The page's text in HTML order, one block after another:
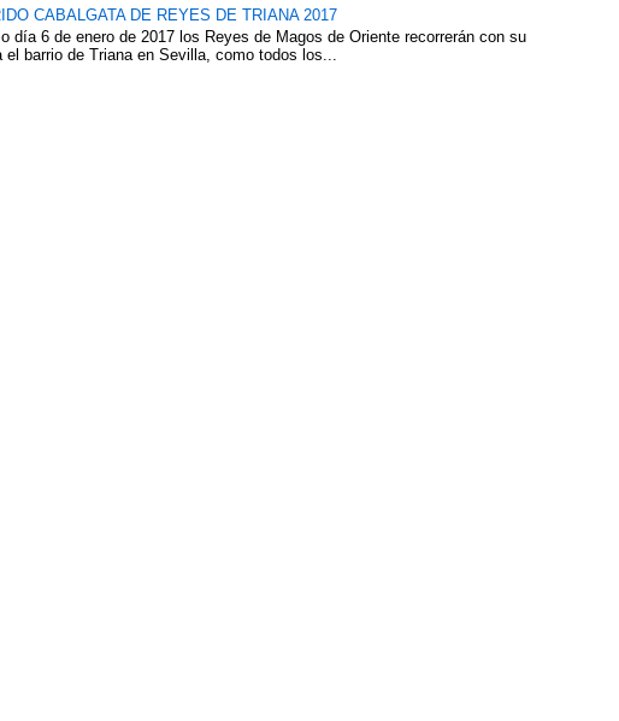
CABALGATA DE REYES DE TRIANA 2017
día 6 de enero de 2017 los Reyes de Magos de Oriente recorrerán con su
el barrio de Triana en Sevilla, como todos los...